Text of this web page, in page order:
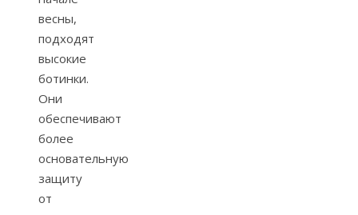
весны,
подходят
высокие
ботинки.
Они
обеспечивают
более
основательную
защиту
от